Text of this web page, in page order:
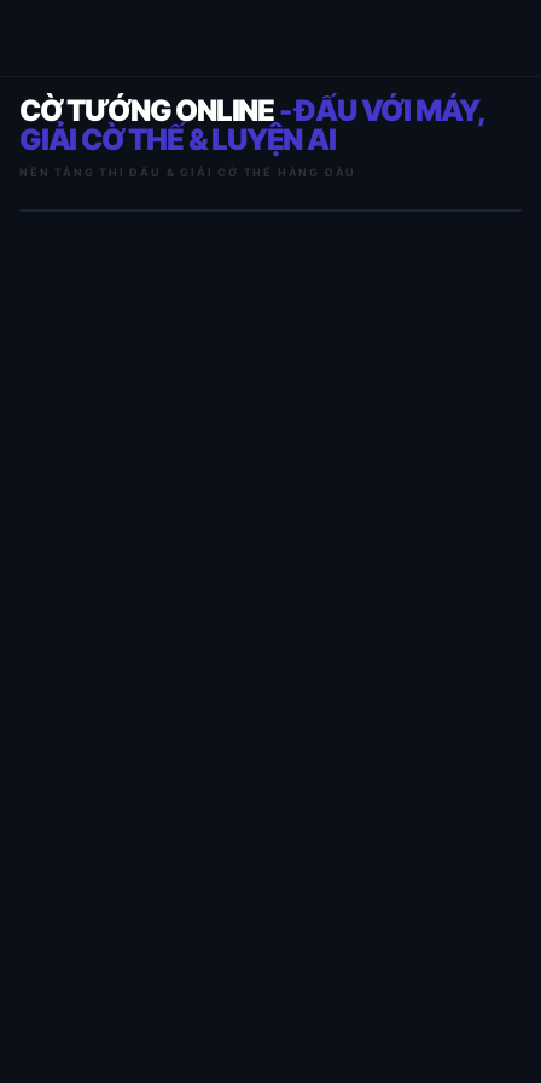
CỜ TƯỚNG ONLINE- ĐẤU VỚI MÁY,
GIẢI CỜ THẾ & LUYỆN AI
NỀN TẢNG THI ĐẤU & GIẢI CỜ THẾ HÀNG ĐẦU